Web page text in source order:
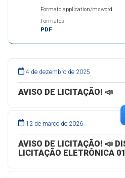
Formato application/msword
Formatos
PDF
4 de dezembro de 2025
AVISO DE LICITAÇÃO! 📣
12 de março de 2026
AVISO DE LICITAÇÃO! 📣
LICITAÇÃO ELETRÔNICA